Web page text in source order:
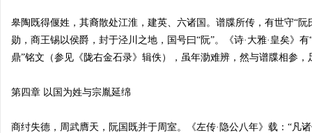
皋陶既得偃姓，其裔散处江淮，建英、六诸国。谱牒所传，有世守“
勋，商王锡以侯爵，封于泾川之地，国号曰“阮”。《诗·大雅·皇矣》
鼎”铭文（参见《陇右金石录》辑佚），虽年泐难辨，然与谱牒相参，
第四章 以国为姓与宗胤延绵
商纣失德，周武膺天，阮国既并于周室。《左传·隐公八年》载：“凡